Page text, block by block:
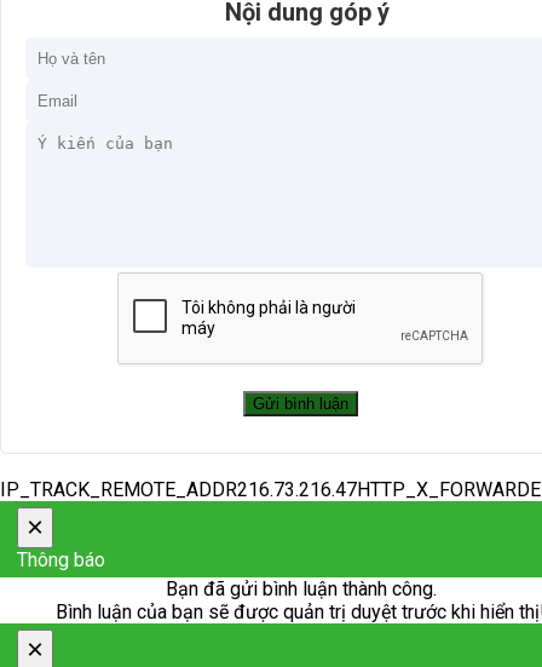
Nội dung góp ý
×
Thông báo
Bạn đã gửi bình luận thành công.
Bình luận của bạn sẽ được quản trị duyệt trước khi hiển
×